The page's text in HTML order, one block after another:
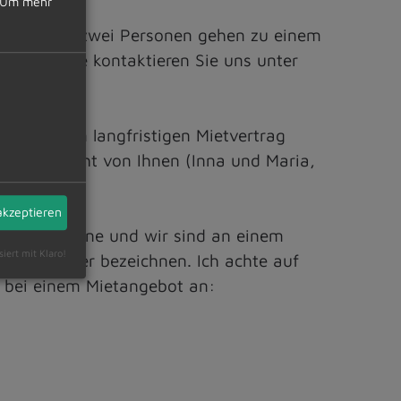
und zwei Personen gehen zu einem
Bitte kontaktieren Sie uns unter
an einem langfristigen Mietvertrag
Nachricht von Ihnen (Inna und Maria,
der Ukraine und wir sind an einem
Mieter bezeichnen. Ich achte auf
einem Mietangebot an:
mit Klaro!